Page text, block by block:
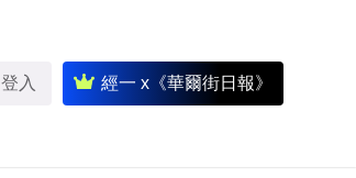
登入 經一 x《華爾街日報》